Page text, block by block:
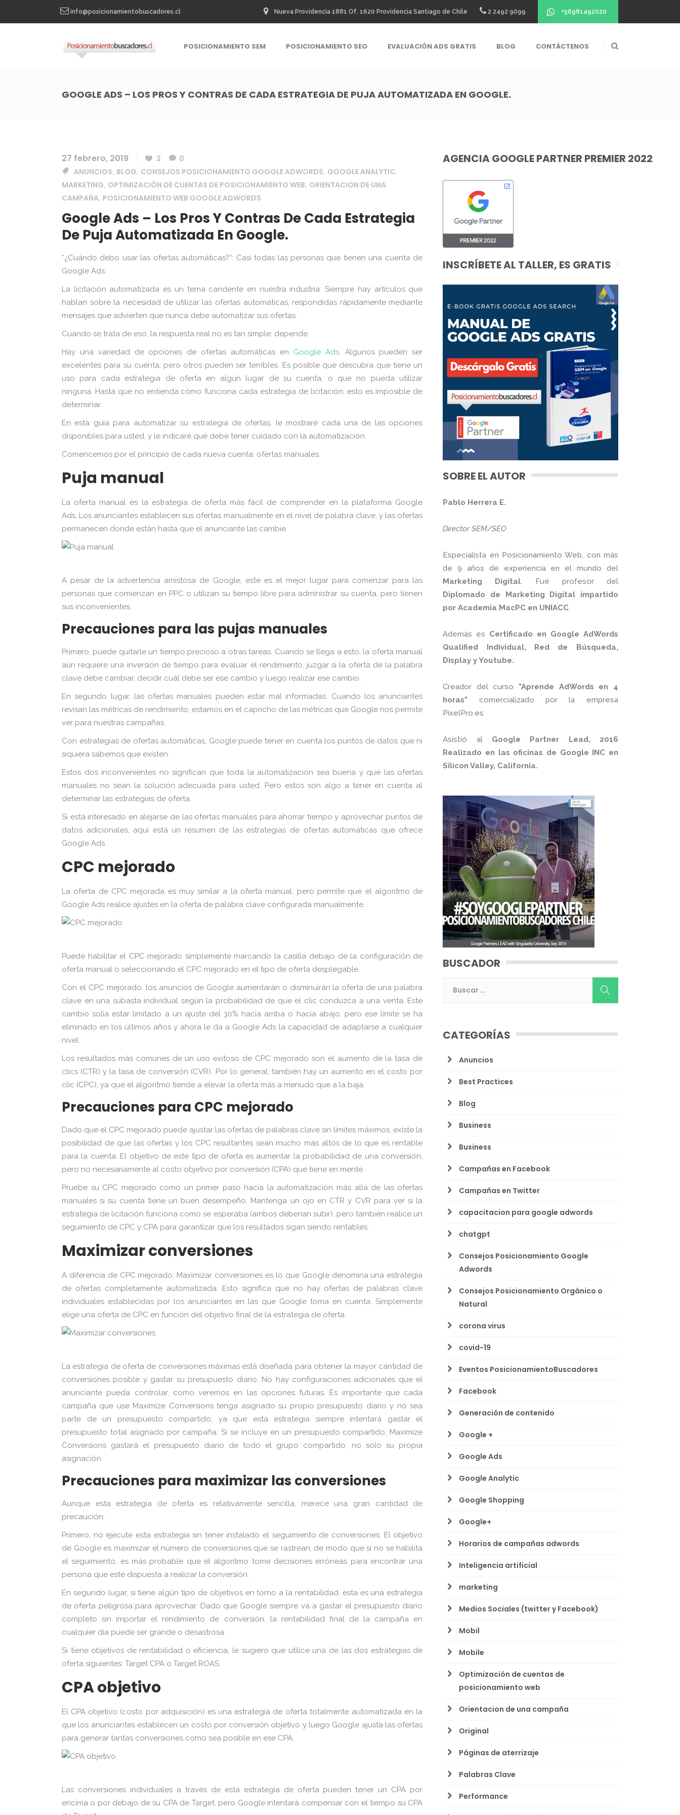
info@posicionamientobuscadores.cl Nueva Providencia 1881 Of. 1620 Providencia Santiago de Chile 2 2492 9099 +56981492020
POSICIONAMIENTO SEM POSICIONAMIENTO SEO EVALUACIÓN ADS GRATIS BLOG CONTÁCTENOS
GOOGLE ADS – LOS PROS Y CONTRAS DE CADA ESTRATEGIA DE PUJA AUTOMATIZADA EN GOOGLE.
27 febrero, 2019 2
0
ANUNCIOS, BLOG, CONSEJOS POSICIONAMIENTO GOOGLE ADWORDS, GOOGLE ANALYTIC,
MARKETING, OPTIMIZACIÓN DE CUENTAS DE POSICIONAMIENTO WEB, ORIENTACION DE UNA
CAMPAÑA, POSICIONAMIENTO WEB GOOGLE ADWORDS
Google Ads – Los Pros Y Contras De Cada Estrategia
De Puja Automatizada En Google.
“¿Cuándo debo usar las ofertas automáticas?”: Casi todas las personas que tienen una cuenta de
Google Ads.
La licitación automatizada es un tema candente en nuestra industria. Siempre hay artículos que
hablan sobre la necesidad de utilizar las ofertas automáticas, respondidas rápidamente mediante
mensajes que advierten que nunca debe automatizar sus ofertas.
Cuando se trata de eso, la respuesta real no es tan simple: depende.
Hay una variedad de opciones de ofertas automáticas en Google Ads. Algunos pueden ser
excelentes para su cuenta, pero otros pueden ser terribles. Es posible que descubra que tiene un
uso para cada estrategia de oferta en algún lugar de su cuenta, o que no pueda utilizar
ninguna. Hasta que no entienda cómo funciona cada estrategia de licitación, esto es imposible de
determinar.
En esta guía para automatizar su estrategia de ofertas, le mostraré cada una de las opciones
disponibles para usted, y le indicaré qué debe tener cuidado con la automatización.
Comencemos por el principio de cada nueva cuenta: ofertas manuales.
Puja manual
La oferta manual es la estrategia de oferta más fácil de comprender en la plataforma Google
Ads. Los anunciantes establecen sus ofertas manualmente en el nivel de palabra clave, y las ofertas
permanecen donde están hasta que el anunciante las cambie.
A pesar de la advertencia amistosa de Google, este es el mejor lugar para comenzar para las
personas que comienzan en PPC o utilizan su tiempo libre para administrar su cuenta, pero tienen
sus inconvenientes.
Precauciones para las pujas manuales
Primero, puede quitarle un tiempo precioso a otras tareas. Cuando se llega a esto, la oferta manual
aún requiere una inversión de tiempo para evaluar el rendimiento, juzgar si la oferta de la palabra
clave debe cambiar, decidir cuál debe ser ese cambio y luego realizar ese cambio.
En segundo lugar, las ofertas manuales pueden estar mal informadas. Cuando los anunciantes
revisan las métricas de rendimiento, estamos en el capricho de las métricas que Google nos permite
ver para nuestras campañas.
Con estrategias de ofertas automáticas, Google puede tener en cuenta los puntos de datos que ni
siquiera sabemos que existen.
Estos dos inconvenientes no significan que toda la automatización sea buena y que las ofertas
manuales no sean la solución adecuada para usted. Pero estos son algo a tener en cuenta al
determinar las estrategias de oferta.
Si está interesado en alejarse de las ofertas manuales para ahorrar tiempo y aprovechar puntos de
datos adicionales, aquí está un resumen de las estrategias de ofertas automáticas que ofrece
Google Ads.
CPC mejorado
La oferta de CPC mejorada es muy similar a la oferta manual, pero permite que el algoritmo de
Google Ads realice ajustes en la oferta de palabra clave configurada manualmente.
Puede habilitar el CPC mejorado simplemente marcando la casilla debajo de la configuración de
oferta manual o seleccionando el CPC mejorado en el tipo de oferta desplegable.
Con el CPC mejorado, los anuncios de Google aumentarán o disminuirán la oferta de una palabra
clave en una subasta individual según la probabilidad de que el clic conduzca a una venta. Este
cambio solía estar limitado a un ajuste del 30% hacia arriba o hacia abajo, pero ese límite se ha
eliminado en los últimos años y ahora le da a Google Ads la capacidad de adaptarse a cualquier
nivel.
Los resultados más comunes de un uso exitoso de CPC mejorado son el aumento de la tasa de
clics (CTR) y la tasa de conversión (CVR). Por lo general, también hay un aumento en el costo por
clic (CPC), ya que el algoritmo tiende a elevar la oferta más a menudo que a la baja.
Precauciones para CPC mejorado
Dado que el CPC mejorado puede ajustar las ofertas de palabras clave sin límites máximos, existe la
posibilidad de que las ofertas y los CPC resultantes sean mucho más altos de lo que es rentable
para la cuenta. El objetivo de este tipo de oferta es aumentar la probabilidad de una conversión,
pero no necesariamente al costo objetivo por conversión (CPA) que tiene en mente.
Pruebe su CPC mejorado como un primer paso hacia la automatización más allá de las ofertas
manuales si su cuenta tiene un buen desempeño. Mantenga un ojo en CTR y CVR para ver si la
estrategia de licitación funciona como se esperaba (ambos deberían subir), pero también realice un
seguimiento de CPC y CPA para garantizar que los resultados sigan siendo rentables.
Maximizar conversiones
A diferencia de CPC mejorado, Maximizar conversiones es lo que Google denomina una estrategia
de ofertas completamente automatizada. Esto significa que no hay ofertas de palabras clave
individuales establecidas por los anunciantes en las que Google toma en cuenta. Simplemente
elige una oferta de CPC en función del objetivo final de la estrategia de oferta.
La estrategia de oferta de conversiones máximas está diseñada para obtener la mayor cantidad de
conversiones posible y gastar su presupuesto diario. No hay configuraciones adicionales que el
anunciante pueda controlar, como veremos en las opciones futuras. Es importante que cada
campaña que use Maximize Conversions tenga asignado su propio presupuesto diario y no sea
parte de un presupuesto compartido, ya que esta estrategia siempre intentará gastar el
presupuesto total asignado por campaña. Si se incluye en un presupuesto compartido, Maximize
Conversions gastará el presupuesto diario de todo el grupo compartido, no solo su propia
asignación.
Precauciones para maximizar las conversiones
Aunque esta estrategia de oferta es relativamente sencilla, merece una gran cantidad de
precaución.
Primero, no ejecute esta estrategia sin tener instalado el seguimiento de conversiones. El objetivo
de Google es maximizar el número de conversiones que se rastrean, de modo que si no se habilita
el seguimiento, es más probable que el algoritmo tome decisiones erróneas para encontrar una
persona que esté dispuesta a realizar la conversión.
En segundo lugar, si tiene algún tipo de objetivos en torno a la rentabilidad, esta es una estrategia
de oferta peligrosa para aprovechar. Dado que Google siempre va a gastar el presupuesto diario
completo sin importar el rendimiento de conversión, la rentabilidad final de la campaña en
cualquier día puede ser grande o desastrosa.
Si tiene objetivos de rentabilidad o eficiencia, le sugiero que utilice una de las dos estrategias de
oferta siguientes: Target CPA o Target ROAS.
CPA objetivo
El CPA objetivo (costo por adquisición) es una estrategia de oferta totalmente automatizada en la
que los anunciantes establecen un costo por conversión objetivo y luego Google ajusta las ofertas
para generar tantas conversiones como sea posible en ese CPA.
Las conversiones individuales a través de esta estrategia de oferta pueden tener un CPA por
encima o por debajo de su CPA de Target, pero Google intentará compensar con el tiempo su CPA
AGENCIA GOOGLE PARTNER PREMIER 2022
INSCRÍBETE AL TALLER, ES GRATIS
SOBRE EL AUTOR
Pablo Herrera E.
Director SEM/SEO
Especialista en Posicionamiento Web, con más
de 9 años de experiencia en el mundo del
Marketing Digital. Fué profesor del
Diplomado de Marketing Digital impartido
por Academia MacPC en UNIACC.
Además es Certificado en Google AdWords
Qualified Individual, Red de Búsqueda,
Display y Youtube.
Creador del curso "Aprende AdWords en 4
horas" comercializado por la empresa
PixelPro.es
Asistió al Google Partner Lead, 2016
Realizado en las oficinas de Google INC en
Silicon Valley, California.
BUSCADOR
CATEGORÍAS
Anuncios
Best Practices
Blog
Business
Business
Campañas en Facebook
Campañas en Twitter
capacitacion para google adwords
chatgpt
Consejos Posicionamiento Google
Adwords
Consejos Posicionamiento Orgánico o
Natural
corona virus
covid-19
Eventos PosicionamientoBuscadores
Facebook
Generación de contenido
Google +
Google Ads
Google Analytic
Google Shopping
Google+
Horarios de campañas adwords
Inteligencia artificial
marketing
Medios Sociales (twitter y Facebook)
Mobil
Mobile
Optimización de cuentas de
posicionamiento web
Orientacion de una campaña
Original
Páginas de aterrizaje
Palabras Clave
Performance